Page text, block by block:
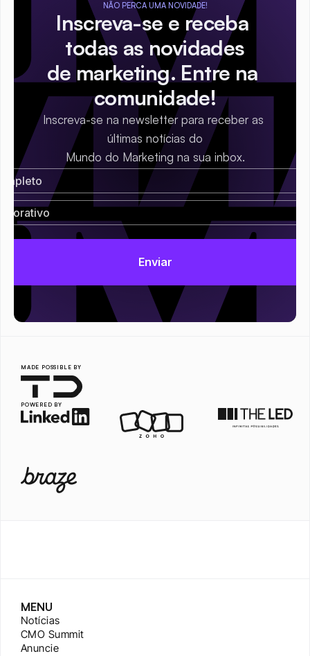
NÃO PERCA UMA NOVIDADE!
Inscreva-se e receba
todas as novidades
de marketing. Entre na
comunidade!
Inscreva-se na newsletter para receber as
últimas notícias do
Mundo do Marketing na sua inbox.
MADE POSSIBLE BY
POWERED BY
MENU
Notícias
CMO Summit
Anuncie